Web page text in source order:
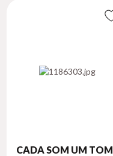
CADA SOM UM TOM